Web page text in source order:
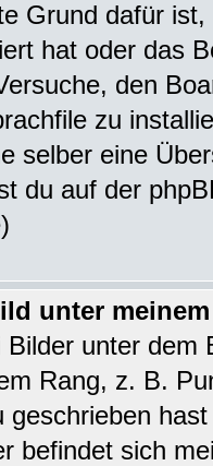
Grund dafür
hat oder das
den
zu
selber eine
du auf der
unter
unter dem
Rang, z. B.
geschrieben
befindet sich